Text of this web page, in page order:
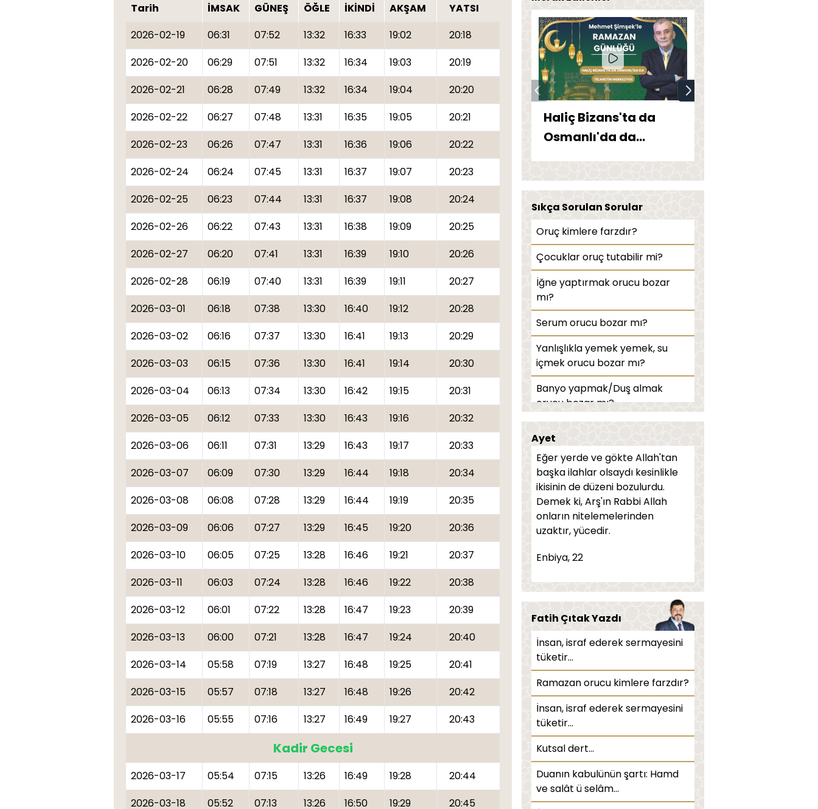
Tarih
İMSAK GÜNEŞ ÖĞLE İKİNDİ AKŞAM
YATSI
2026-02-19
06:31 07:52 13:32 16:33 19:02
20:18
2026-02-20
06:29 07:51 13:32 16:34 19:03
20:19
2026-02-21
06:28 07:49 13:32 16:34 19:04
20:20
2026-02-22
06:27 07:48 13:31 16:35 19:05
20:21
2026-02-23
06:26 07:47 13:31 16:36 19:06
20:22
2026-02-24
06:24 07:45 13:31 16:37 19:07
20:23
2026-02-25
06:23 07:44 13:31 16:37 19:08
20:24
2026-02-26
06:22 07:43 13:31 16:38 19:09
20:25
2026-02-27
06:20 07:41 13:31 16:39 19:10
20:26
2026-02-28
06:19 07:40 13:31 16:39 19:11
20:27
2026-03-01
06:18 07:38 13:30 16:40 19:12
20:28
2026-03-02
06:16 07:37 13:30 16:41 19:13
20:29
2026-03-03
06:15 07:36 13:30 16:41 19:14
20:30
2026-03-04
06:13 07:34 13:30 16:42 19:15
20:31
2026-03-05
06:12 07:33 13:30 16:43 19:16
20:32
2026-03-06
06:11 07:31 13:29 16:43 19:17
20:33
2026-03-07
06:09 07:30 13:29 16:44 19:18
20:34
2026-03-08
06:08 07:28 13:29 16:44 19:19
20:35
2026-03-09
06:06 07:27 13:29 16:45 19:20
20:36
2026-03-10
06:05 07:25 13:28 16:46 19:21
20:37
2026-03-11
06:03 07:24 13:28 16:46 19:22
20:38
2026-03-12
06:01 07:22 13:28 16:47 19:23
20:39
2026-03-13
06:00 07:21 13:28 16:47 19:24
20:40
2026-03-14
05:58 07:19 13:27 16:48 19:25
20:41
2026-03-15
05:57 07:18 13:27 16:48 19:26
20:42
2026-03-16
05:55 07:16 13:27 16:49 19:27 20:43
Kadir Gecesi
2026-03-17 05:54 07:15 13:26 16:49 19:28
20:44
2026-03-18
05:52 07:13 13:26 16:50 19:29
20:45
Haliç Bizans'ta da
Osmanlı'da da
Sıkça Sorulan Sorular
Oruç kimlere farzdır?
Çocuklar oruç tutabilir mi?
İğne yaptırmak orucu bozar
mı?
Serum orucu bozar mı?
Yanlışlıkla yemek yemek, su
içmek orucu bozar mı?
Banyo yapmak/Duş almak
orucu bozar mı?
Teravih namazı nasıl kılınır?
Oruca niyet nasıl edilir?
Ezan bitene kadar yemek
yenilebilir mi?
mi?
Vergi zekat yerine geçer mi?
Kusmak orucu bozar mı?
Burun damlası/göz damlası
orucu bozar mı?
Diyaliz orucu bozar mı?
Şevval orucu nedir?
Zekat miktarı ne kadardır?
Teravih namazı kaç rekattır?
Ramazan ayında edilecek
dualar nelerdir?
Ayet
Eğer yerde ve gökte Allah'tan
başka ilahlar olsaydı kesinlikle
ikisinin de düzeni bozulurdu.
Demek ki, Arş'ın Rabbi Allah
onların nitelemelerinden
uzaktır, yücedir.
Enbiya, 22
Fatih Çıtak Yazdı
İnsan, israf ederek sermayesini
tüketir...
Ramazan orucu kimlere farzdır?
İnsan, israf ederek sermayesini
tüketir...
Kutsal dert...
Duanın kabulünün şartı: Hamd
ve salât ü selâm...